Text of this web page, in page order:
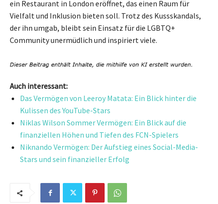
ein Restaurant in London eröffnet, das einen Raum für
Vielfalt und Inklusion bieten soll. Trotz des Kussskandals,
der ihn umgab, bleibt sein Einsatz für die LGBTQ+
Community unermüdlich und inspiriert viele.
Auch interessant:
Das Vermögen von Leeroy Matata: Ein Blick hinter die
Kulissen des YouTube-Stars
Niklas Wilson Sommer Vermögen: Ein Blick auf die
finanziellen Höhen und Tiefen des FCN-Spielers
Niknando Vermögen: Der Aufstieg eines Social-Media-
Stars und sein finanzieller Erfolg